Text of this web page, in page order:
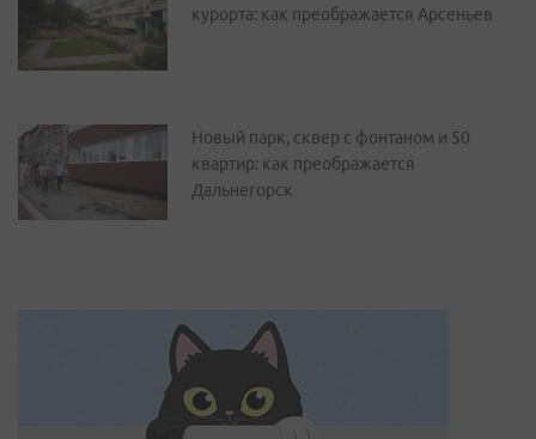
курорта: как преображается Арсеньев
Новый парк, сквер с фонтаном и 50
квартир: как преображается
Дальнегорск